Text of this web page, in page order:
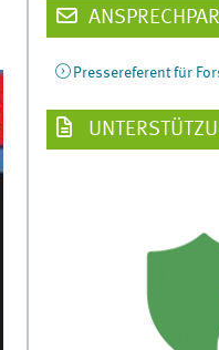
Pressereferent für